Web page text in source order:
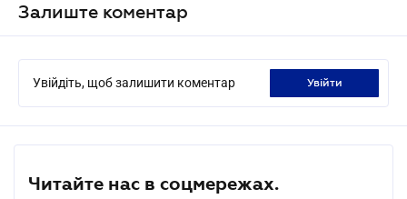
Залиште коментар
Увійдіть, щоб залишити коментар увійти
Читайте нас в соцмережах.